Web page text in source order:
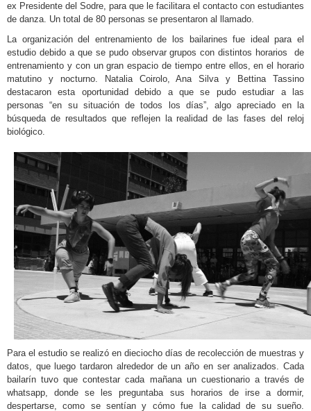
ex Presidente del Sodre, para que le facilitara el contacto con estudiantes
de danza. Un total de 80 personas se presentaron al llamado.
La organización del entrenamiento de los bailarines fue ideal para el
estudio debido a que se pudo observar grupos con distintos horarios de
entrenamiento y con un gran espacio de tiempo entre ellos, en el horario
matutino y nocturno. Natalia Coirolo, Ana Silva y Bettina Tassino
destacaron esta oportunidad debido a que se pudo estudiar a las
personas “en su situación de todos los días”, algo apreciado en la
búsqueda de resultados que reflejen la realidad de las fases del reloj
biológico.
Para el estudio se realizó en dieciocho días de recolección de muestras y
datos, que luego tardaron alrededor de un año en ser analizados. Cada
bailarín tuvo que contestar cada mañana un cuestionario a través de
whatsapp, donde se les preguntaba sus horarios de irse a dormir,
despertarse, como se sentían y cómo fue la calidad de su sueño.